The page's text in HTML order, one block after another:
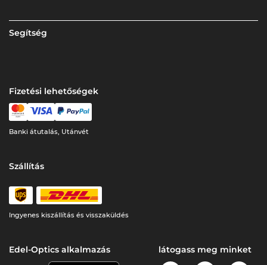
Segítség
Fizetési lehetőségek
Banki átutalás, Utánvét
Szállítás
Ingyenes kiszállítás és visszaküldés
Edel-Optics alkalmazás látogass meg minket